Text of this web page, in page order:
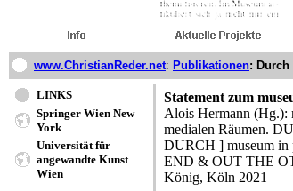
www.ChristianReder.net: Publikationen:
LINKS
Springer Wien New
York
Universität für
angewandte Kunst
Wien
Statement zum
Alois Hermann (Hg.):
medialen Räumen.
DURCH ] museum in
END & OUT THE
König, Köln 2021